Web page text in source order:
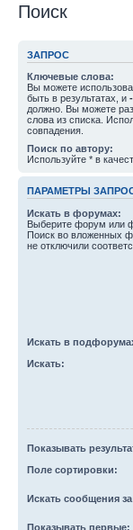
Поиск
ЗАПРОС
Ключевые слова:
Вы можете
быть в результатах, и -
должно. Вы можете
слова из списка.
совпадения.
Поиск по автору:
Используйте * в
ПАРАМЕТРЫ
Искать в форумах:
Выберите форум или
Поиск во вложенных
не отключили
Искать в
Искать:
Показывать
Поле сортировки:
Искать сообщения
Показывать первые: